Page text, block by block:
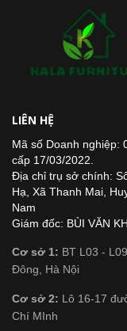
LIÊN HỆ
Mã số Doanh nghiệp:
cấp 17/03/2022.
Địa chỉ trụ sở chính:
Hạ, Xã Thanh Mai,
Nam
Giám đốc: BÙI VĂN
Cơ sở 1: BT L03 -
Đông, Hà Nội
Cơ sở 2: Lô 16-17
Chí MInh